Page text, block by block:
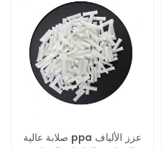
صلابة عالية ppa عزز الألياف